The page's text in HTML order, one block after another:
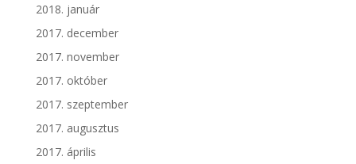
2018. január
2017. december
2017. november
2017. október
2017. szeptember
2017. augusztus
2017. április